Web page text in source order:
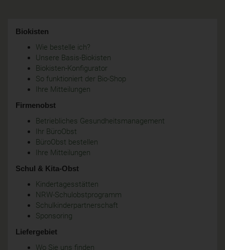
Biokisten
Wie bestelle ich?
Unsere Basis-Biokisten
Biokisten-Konfigurator
So funktioniert der Bio-Shop
Ihre Mitteilungen
Firmenobst
Betriebliches Gesundheitsmanagement
Ihr BüroObst
BüroObst bestellen
Ihre Mitteilungen
Schul & Kita-Obst
Kindertagesstätten
NRW-Schulobstprogramm
Schulkinderpartnerschaft
Sponsoring
Liefergebiet
Wo Sie uns finden